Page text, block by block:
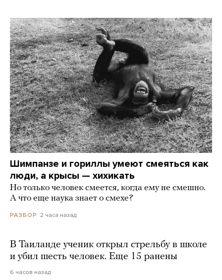
Шимпанзе и гориллы умеют смеяться как
люди, а крысы — хихикать
Но только человек смеется, когда ему не смешно.
А что еще наука знает о смехе?
РАЗБОР 2 часа назад
В Таиланде ученик открыл стрельбу в школе
и убил шесть человек. Еще 15 ранены
6 часов назад